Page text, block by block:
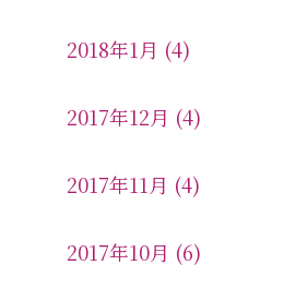
2018年1月 (4)
2017年12月 (4)
2017年11月 (4)
2017年10月 (6)